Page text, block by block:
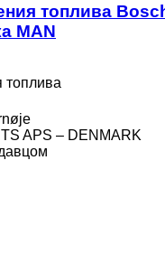
топлива
MAN
топлива
APS – DENMARK